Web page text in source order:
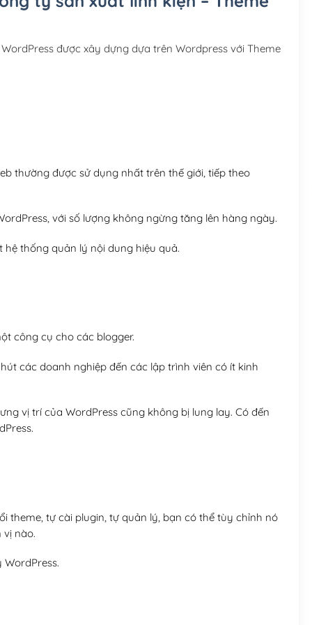
Hosting 5GB SSD (1
được xây dựng dựa trên Wordpress với Theme
thường được sử dụng nhất trên thế giới, tiếp theo
với số lượng không ngừng tăng lên hàng ngày.
thống quản lý nội dung hiệu quả.
công cụ cho các blogger.
các doanh nghiệp đến các lập trình viên có ít kinh
vị trí của WordPress cũng không bị lung lay. Có đến
theme, tự cài plugin, tự quản lý, bạn có thể tùy chỉnh nó
nào.